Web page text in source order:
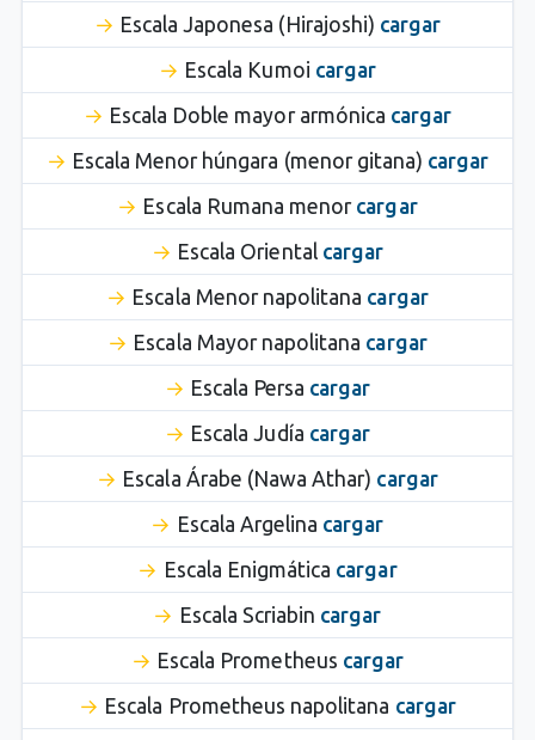
Escala Japonesa (Hirajoshi) cargar
Escala Kumoi cargar
Escala Doble mayor armónica cargar
Escala Menor húngara (menor gitana) cargar
Escala Rumana menor cargar
Escala Oriental cargar
Escala Menor napolitana cargar
Escala Mayor napolitana cargar
Escala Persa cargar
Escala Judía cargar
Escala Árabe (Nawa Athar) cargar
Escala Argelina cargar
Escala Enigmática cargar
Escala Scriabin cargar
Escala Prometheus cargar
Escala Prometheus napolitana cargar